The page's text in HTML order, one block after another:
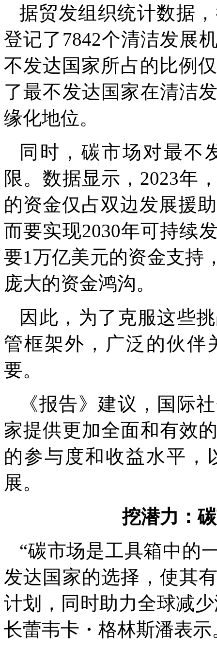
据贸发组织统计数据
登记了7842个清洁发展
不发达国家所占的比例
了最不发达国家在清洁
缘化地位。
同时，碳市场对最不
限。数据显示，2023年
的资金仅占双边发展援
而要实现2030年可持续
要1万亿美元的资金支持
庞大的资金鸿沟。
因此，为了克服这些
管框架外，广泛的伙伴
要。
《报告》建议，国际
家提供更加全面和有效
的参与度和收益水平，
展。
挖潜力：
“碳市场是工具箱中的
发达国家的选择，使其
计划，同时助力全球减
长蕾韦卡・格林斯潘表示